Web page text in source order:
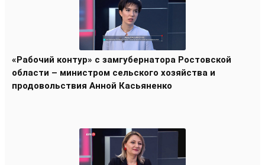
«Рабочий контур» с замгубернатора Ростовской
области – министром сельского хозяйства и
продовольствия Анной Касьяненко